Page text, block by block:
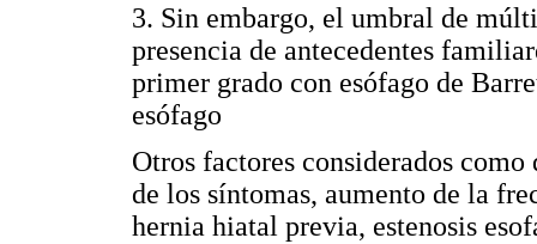
3. Sin embargo, el umbral de
presencia de antecedentes
primer grado con esófago de
esófago
Otros factores considerados
de los síntomas, aumento de la
hernia hiatal previa, estenosis